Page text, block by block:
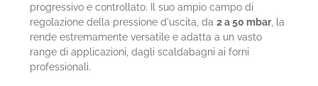
progressivo e controllato. Il suo ampio campo di
regolazione della pressione d'uscita, da2 a 50 mbar, la
rende estremamente versatile e adatta a un vasto
range di applicazioni, dagli scaldabagni ai forni
professionali.